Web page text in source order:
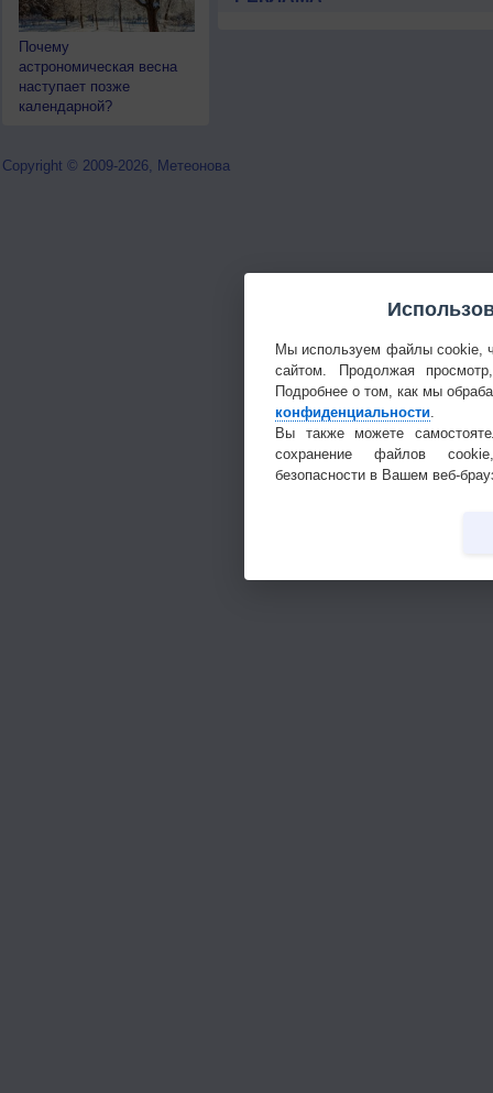
Почему
астрономическая весна
наступает позже
календарной?
Copyright © 2009-2026, Метеонова
Мы используем файлы cookie,
сайтом. Продолжая
Подробнее о том, как мы
конфиденциальности.
Вы также можете
сохранение файлов
безопасности в Вашем веб-